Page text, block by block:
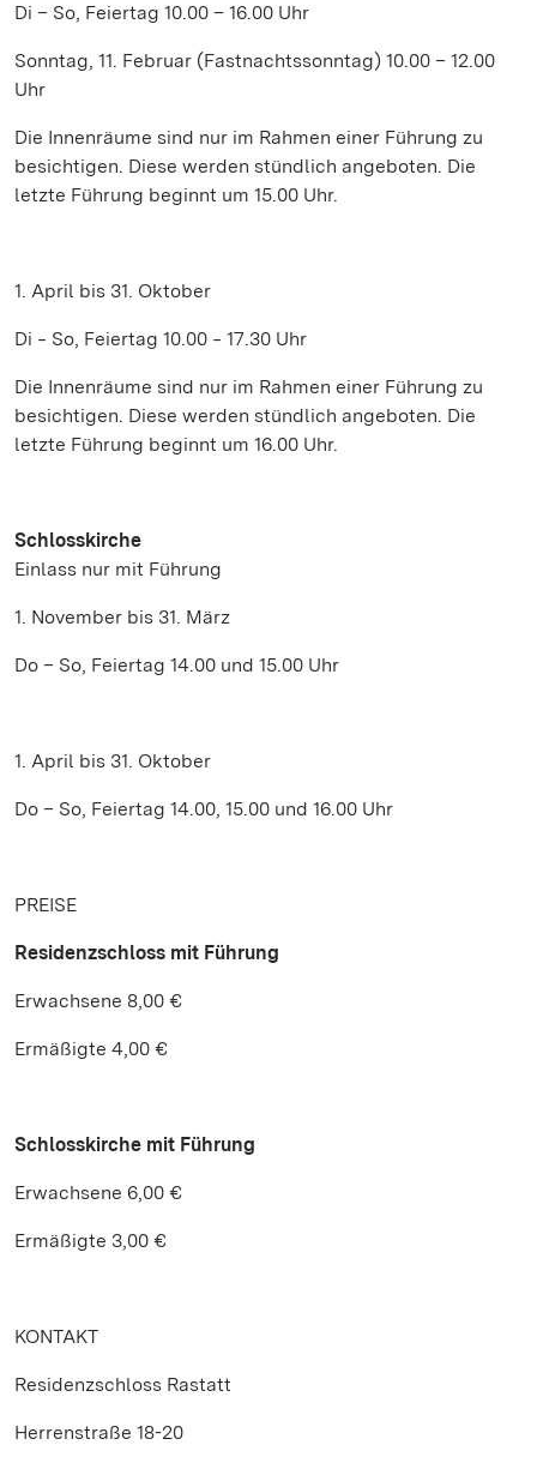
Di – So, Feiertag 10.00 – 16.00 Uhr
Sonntag, 11. Februar (Fastnachtssonntag) 10.00 – 12.00
Uhr
Die Innenräume sind nur im Rahmen einer Führung zu
besichtigen. Diese werden stündlich angeboten. Die
letzte Führung beginnt um 15.00 Uhr.
1. April bis 31. Oktober
Di ‒ So, Feiertag 10.00 ‒ 17.30 Uhr
Die Innenräume sind nur im Rahmen einer Führung zu
besichtigen. Diese werden stündlich angeboten. Die
letzte Führung beginnt um 16.00 Uhr.
Schlosskirche
Einlass nur mit Führung
1. November bis 31. März
Do – So, Feiertag 14.00 und 15.00 Uhr
1. April bis 31. Oktober
Do – So, Feiertag 14.00, 15.00 und 16.00 Uhr
PREISE
Residenzschloss mit Führung
Erwachsene 8,00 €
Ermäßigte 4,00 €
Schlosskirche mit Führung
Erwachsene 6,00 €
Ermäßigte 3,00 €
KONTAKT
Residenzschloss Rastatt
Herrenstraße 18-20